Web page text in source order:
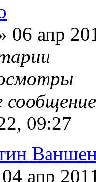
06 апр
09:27
апр